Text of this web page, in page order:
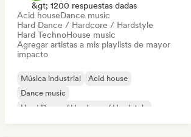
&gt; 1200 respuestas dadas
Acid houseDance music
Hard Dance / Hardcore / Hardstyle
Hard TechnoHouse music
Agregar artistas a mis playlists de mayor
impacto
Música industrial
Acid house
Dance music
Hard Dance / Hardcore / Hardstyle